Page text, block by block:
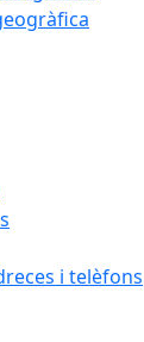
i telèfons